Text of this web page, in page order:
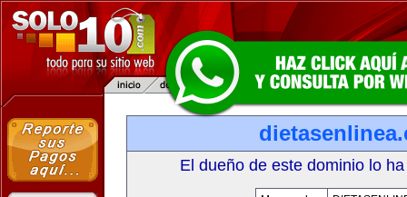
El dueño de este dominio lo